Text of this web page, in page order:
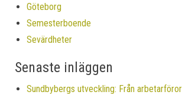
Göteborg
Semesterboende
Sevärdheter
Senaste inläggen
Sundbybergs utveckling: Från